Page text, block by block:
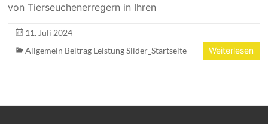
von Tierseuchenerregern in Ihren
11. Juli 2024
Allgemein Beitrag Leistung Slider_Startseite
Weiterlesen